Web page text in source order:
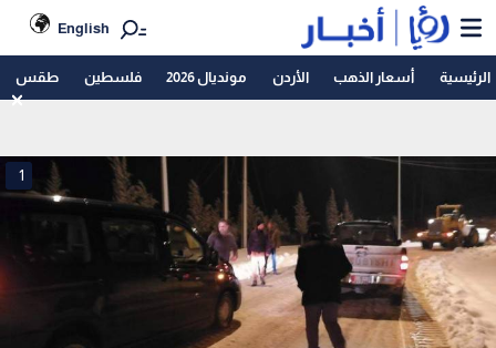
English
الرئيسية أسعار الذهب الأردن مونديال 2026 فلسطين طقس
1